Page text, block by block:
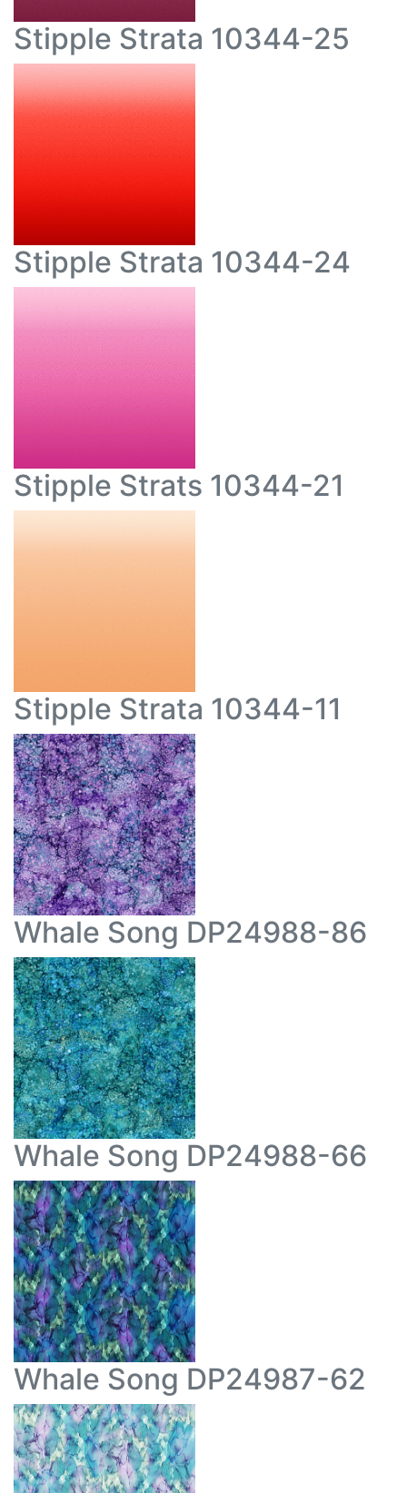
Stipple Strata 10344-25
Stipple Strata 10344-24
Stipple Strats 10344-21
Stipple Strata 10344-11
Whale Song DP24988-86
Whale Song DP24988-66
Whale Song DP24987-62